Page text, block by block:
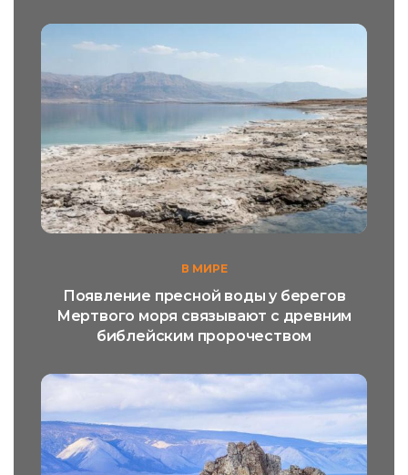
В МИРЕ
Появление пресной воды у берегов
Мертвого моря связывают с древним
библейским пророчеством